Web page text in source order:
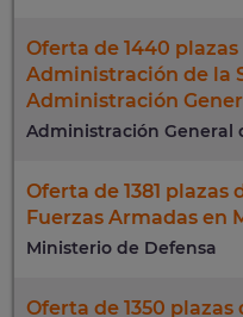
Oferta de 1440
Administración de la
Administración
Administración General
Oferta de 1381 plazas
Fuerzas Armadas en
Ministerio de Defensa
Oferta de 1350